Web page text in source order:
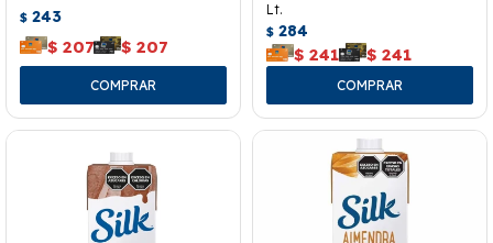
$ 243
$ 207 $ 207
Lt.
$ 284
$ 241 $ 241